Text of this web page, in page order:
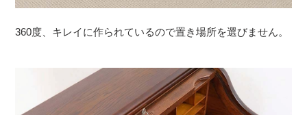
360度、キレイに作られているので置き場所を選びません。